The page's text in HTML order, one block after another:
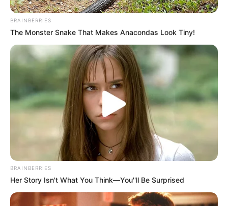
promoviendo una sensación de calma.
Mejora de la Calidad del Sueño
La manzanilla es un relajante natural que
ayuda a combatir el insomnio y a mejorar
la calidad del sueño. Consumir una taza
de té de manzanilla antes de dormir es
ideal para descansar profundamente.
Calma los Problemas Digestivos
Las hojas secas de manzanilla son útiles
para tratar problemas digestivos como la
acidez, gases, e indigestión. Ayudan a
reducir la inflamación del sistema
digestivo y a calmar el malestar
estomacal.
Reduce la Inflamación
Las propiedades antiinflamatorias de la
BRAINBERRIES
The Monster Snake That Makes Anacondas Look Tiny!
BRAINBERRIES
Her Story Isn't What You Think—You''ll Be Surprised